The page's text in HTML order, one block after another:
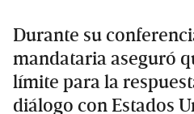
Durante su
mandataria aseguró
límite para la
diálogo con Estados